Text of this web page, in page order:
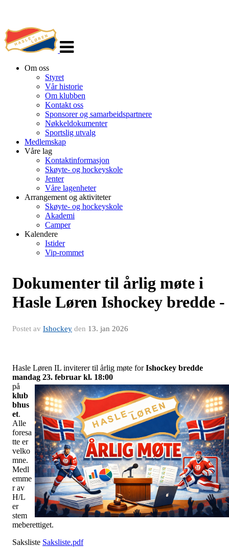
navigasjon
Om oss
Styret
Vår historie
Om klubben
Kontakt oss
Sponsorer og samarbeidspartnere
Nøkkeldokumenter
Sportslig utvalg
Medlemskap
Våre lag
Kontaktinformasjon
Skøyte- og hockeyskole
Jenter
Våre lagenheter
Arrangement og aktiviteter
Skøyte- og hockeyskole
Akademi
Camper
Kalendere
Istider
Vip-rommet
Dokumenter til årlig møte i
Hasle Løren Ishockey bredde -
Postet av Ishockey den 13. jan 2026
Hasle Løren IL inviterer til årlig møte forIshockey bredde
mandag 23. februar kl. 18:00
på
klub
bhus
et.
Alle
foresa
tte er
velko
mne.
Medl
emme
r av
H/L
er
stem
meberettiget.
Saksliste Saksliste.pdf